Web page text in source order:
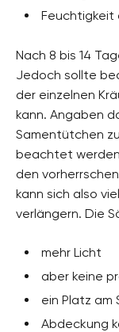
Feuchtigkeit
Nach 8 bis 14
Jedoch sollte
der einzelnen
kann. Angaben
Samentütchen
beachtet
den
kann sich also
verlängern. Die
mehr Licht
aber keine
ein Platz am
Abdeckung